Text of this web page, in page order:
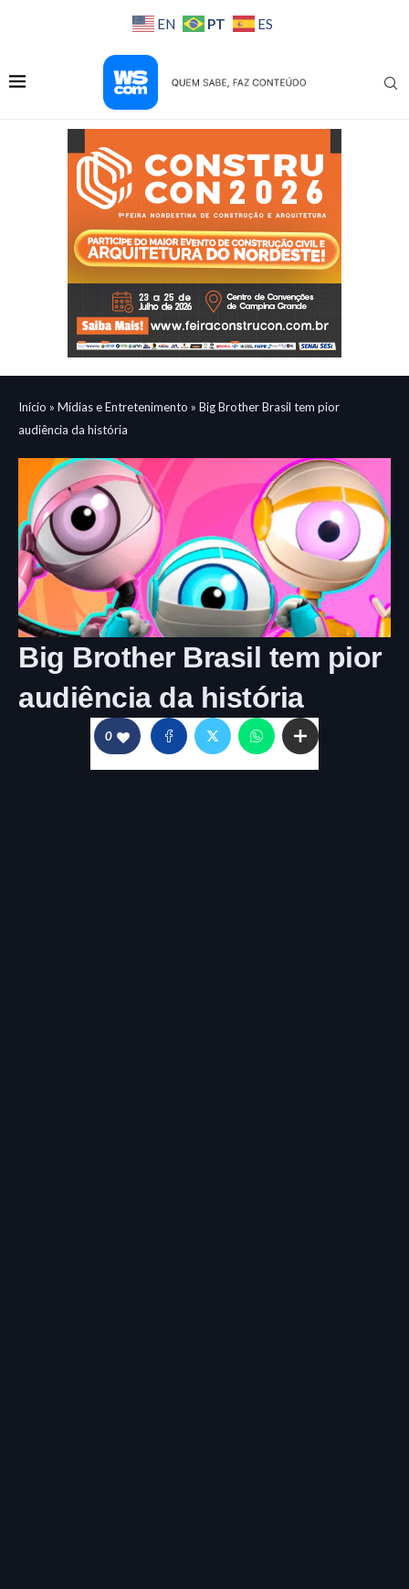
EN PT ES
Início » Mídias e Entretenimento » Big Brother Brasil tem pior
audiência da história
Big Brother Brasil tem pior
audiência da história
0